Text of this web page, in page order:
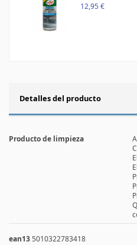
12,95 €
Detalles del producto
Producto de limpieza
ean135010322783418